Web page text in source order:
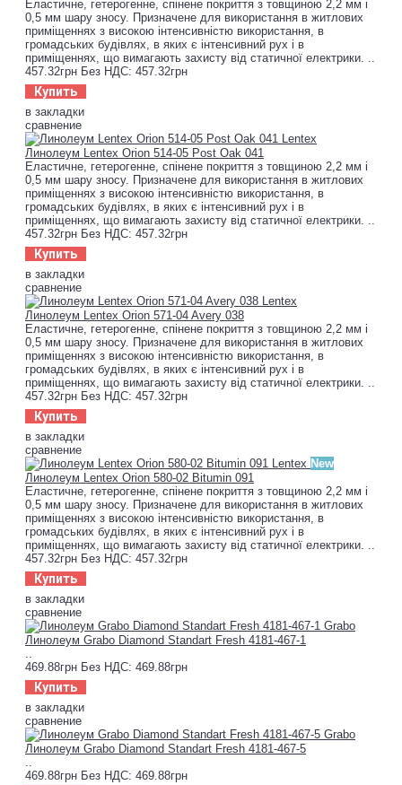
Еластичне, гетерогенне, спінене покриття з товщиною 2,2 мм і
0,5 мм шару зносу. Призначене для використання в житлових
приміщеннях з високою інтенсивністю використання, в
громадських будівлях, в яких є інтенсивний рух і в
приміщеннях, що вимагають захисту від статичної електрики. ..
457.32грн Без НДС: 457.32грн
Купить
в закладки
сравнение
Линолеум Lentex Orion 514-05 Post Oak 041
Еластичне, гетерогенне, спінене покриття з товщиною 2,2 мм і
0,5 мм шару зносу. Призначене для використання в житлових
приміщеннях з високою інтенсивністю використання, в
громадських будівлях, в яких є інтенсивний рух і в
приміщеннях, що вимагають захисту від статичної електрики. ..
457.32грн Без НДС: 457.32грн
Купить
в закладки
сравнение
Линолеум Lentex Orion 571-04 Avery 038
Еластичне, гетерогенне, спінене покриття з товщиною 2,2 мм і
0,5 мм шару зносу. Призначене для використання в житлових
приміщеннях з високою інтенсивністю використання, в
громадських будівлях, в яких є інтенсивний рух і в
приміщеннях, що вимагають захисту від статичної електрики. ..
457.32грн Без НДС: 457.32грн
Купить
в закладки
сравнение
New
Линолеум Lentex Orion 580-02 Bitumin 091
Еластичне, гетерогенне, спінене покриття з товщиною 2,2 мм і
0,5 мм шару зносу. Призначене для використання в житлових
приміщеннях з високою інтенсивністю використання, в
громадських будівлях, в яких є інтенсивний рух і в
приміщеннях, що вимагають захисту від статичної електрики. ..
457.32грн Без НДС: 457.32грн
Купить
в закладки
сравнение
Линолеум Grabo Diamond Standart Fresh 4181-467-1
469.88грн Без НДС: 469.88грн
Купить
в закладки
сравнение
Линолеум Grabo Diamond Standart Fresh 4181-467-5
469.88грн Без НДС: 469.88грн